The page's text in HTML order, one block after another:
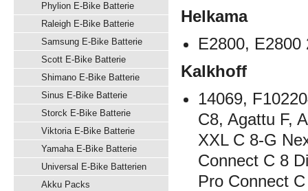
Phylion E-Bike Batterie
Raleigh E-Bike Batterie
Samsung E-Bike Batterie
Scott E-Bike Batterie
Shimano E-Bike Batterie
Sinus E-Bike Batterie
Storck E-Bike Batterie
Viktoria E-Bike Batterie
Yamaha E-Bike Batterie
Universal E-Bike Batterien
Akku Packs
Helkama
E2800,
Kalkhoff
14069,
C8, Agattu F,
XXL C 8-G
Connect C 8
Pro Connect